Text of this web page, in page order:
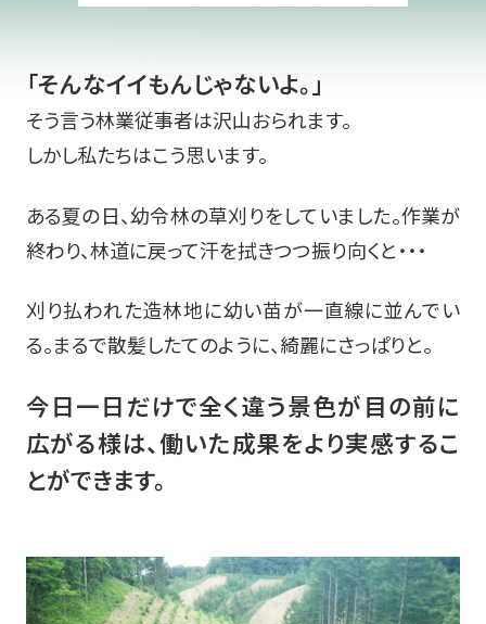
「そんなイイもんじゃないよ。」
そう言う林業従事者は沢山おられます。
しかし私たちはこう思います。
ある夏の日、幼令林の草刈りをしていました。作業が
終わり、林道に戻って汗を拭きつつ振り向くと・・・
刈り払われた造林地に幼い苗が一直線に並んでい
る。まるで散髪したてのように、綺麗にさっぱりと。
今日一日だけで全く違う景色が目の前に
広がる様は、働いた成果をより実感するこ
とができます。